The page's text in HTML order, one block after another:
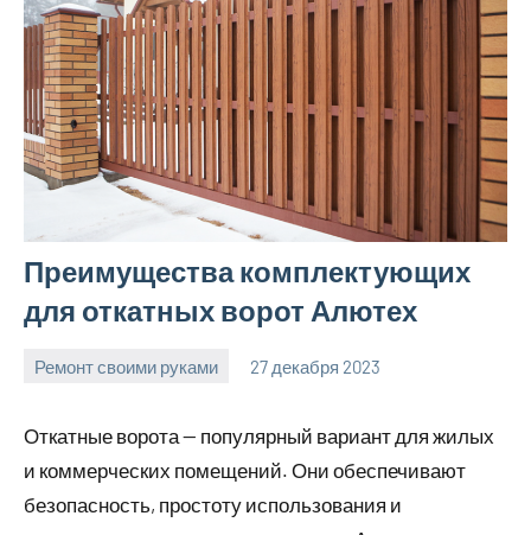
Преимущества комплектующих
для откатных ворот Алютех
Ремонт своими руками 27 декабря 2023
Откатные ворота — популярный вариант для жилых
и коммерческих помещений. Они обеспечивают
безопасность, простоту использования и